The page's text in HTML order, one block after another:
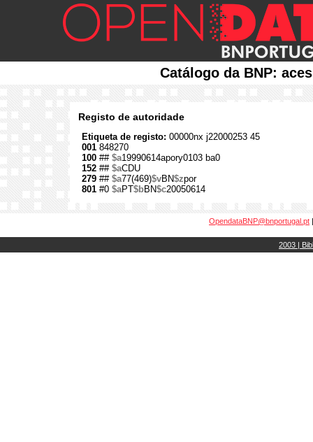
Catálogo da BNP:
Registo de autoridade
Etiqueta de registo: 00000nx j22000253 45
001 848270
100 ## $a19990614apory0103 ba0
152 ## $aCDU
279 ## $a77(469)$vBN$zpor
801 #0 $aPT$bBN$c20050614
OpendataBNP@bnportugal.pt
2003 |